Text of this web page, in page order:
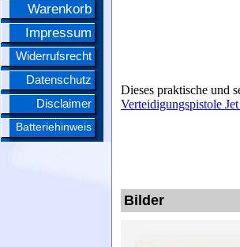
Warenkorb
Impressum
Widerrufsrecht
Datenschutz
Disclaimer
Batteriehinweis
Dieses praktische und
Verteidigungspistole
Bilder